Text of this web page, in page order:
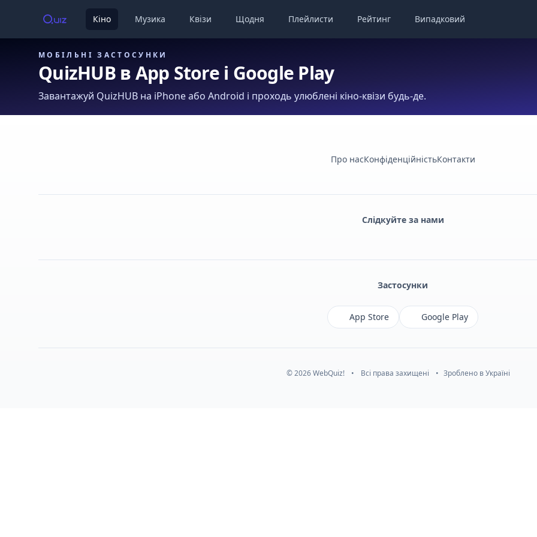
Кіно Музика Квізи Щодня Плейлисти Рейтинг Випадковий
МОБІЛЬНІ ЗАСТОСУНКИ
QuizHUB в App Store і Google Play
Завантажуй QuizHUB на iPhone або Android і проходь улюблені кіно-квізи будь-де.
Про насКонфіденційністьКонтакти
Слідкуйте за нами
Застосунки
App Store Google Play
© 2026 WebQuiz! • Всі права захищені • Зроблено в Україні